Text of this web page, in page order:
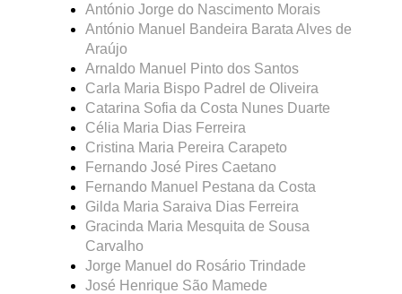
António Jorge do Nascimento Morais
António Manuel Bandeira Barata Alves de
Araújo
Arnaldo Manuel Pinto dos Santos
Carla Maria Bispo Padrel de Oliveira
Catarina Sofia da Costa Nunes Duarte
Célia Maria Dias Ferreira
Cristina Maria Pereira Carapeto
Fernando José Pires Caetano
Fernando Manuel Pestana da Costa
Gilda Maria Saraiva Dias Ferreira
Gracinda Maria Mesquita de Sousa
Carvalho
Jorge Manuel do Rosário Trindade
José Henrique São Mamede